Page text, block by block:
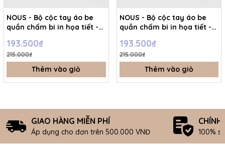
NOUS - Bộ cộc tay áo be
quần chấm bi in họa tiết -
193.500₫
215.000₫
Thêm vào giỏ
NOUS - Bộ cộc tay áo be
quần chấm bi in họa tiết -
193.500₫
215.000₫
Thêm vào giỏ
GIAO HÀNG MIỄN PHÍ
Áp dụng cho đơn trên 500.000 VNĐ
CHÍNH
100%